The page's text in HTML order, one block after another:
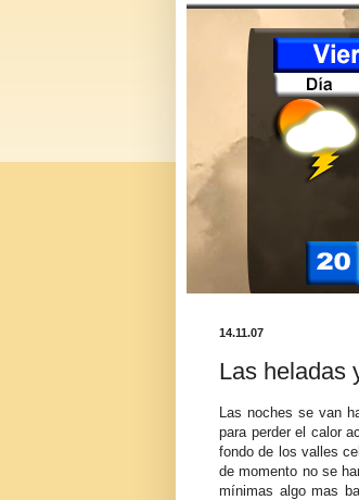
14.11.07
Las heladas
Las noches se van
para perder el calor
fondo de los valles
de momento no se
mínimas algo mas